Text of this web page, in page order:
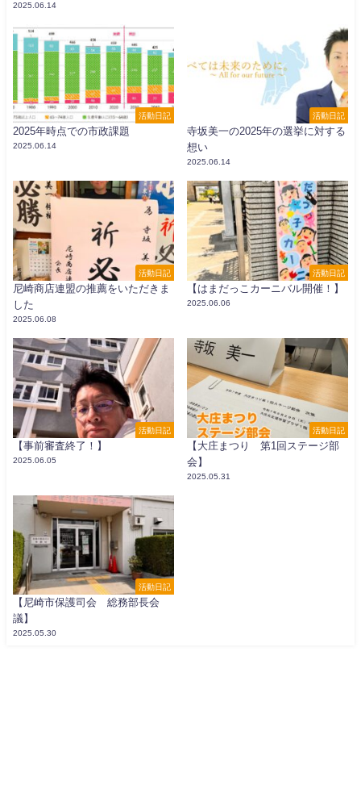
2025.06.14
活動日記
2025年時点での市政課題
2025.06.14
活動日記
寺坂美一の2025年の選挙に対する
想い
2025.06.14
活動日記
尼崎商店連盟の推薦をいただきま
した
2025.06.08
活動日記
【はまだっこカーニバル開催！】
2025.06.06
活動日記
【事前審査終了！】
2025.06.05
活動日記
【大庄まつり 第1回ステージ部
会】
2025.05.31
活動日記
【尼崎市保護司会 総務部長会
議】
2025.05.30